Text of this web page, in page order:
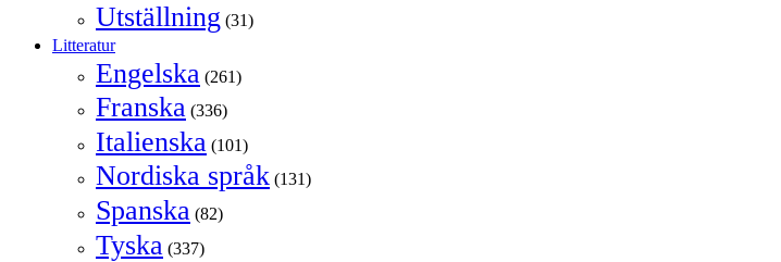
Utställning (31)
Litteratur
Engelska (261)
Franska (336)
Italienska (101)
Nordiska språk (131)
Spanska (82)
Tyska (337)